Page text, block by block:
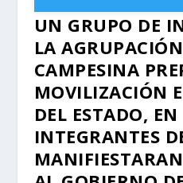
UN GRUPO DE
LA
CAMPESINA
MOVILIZACIÓN
DEL ESTADO,
INTEGRANTES